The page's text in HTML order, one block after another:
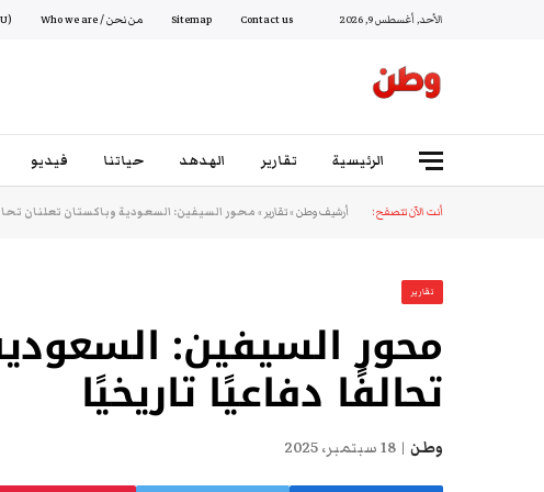
الأحد, أغسطس 9, 2026 Contact us
Sitemap من نحن / Who we are
الرئيسية تقارير الهدهد حياتنا فيديو
أنت الآن تتصفح: أرشيف وطن»تقارير»محور السيفين: السعودية وباكستان تعلنان
تقارير
محور السيفين:
تحالفًا دفاعيًا تاريخيًا
وطن 18 سبتمبر، 2025